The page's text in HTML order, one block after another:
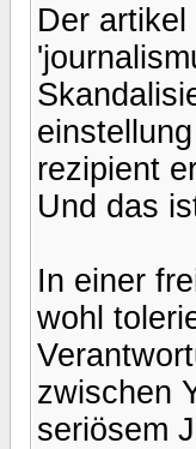
Der
rezipient
Und das
In einer
wohl
zwischen
seriösem